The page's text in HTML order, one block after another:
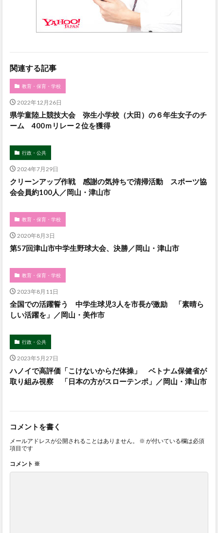
関連する記事
教育・保育・学校
2022年12月26日
県学童陸上競技大会 弥生小学校（大田）の６年生女子のチ
ーム 400ｍリレー２位を獲得
行政・公共
2024年7月29日
クリーンアップ作戦 感謝の気持ちで清掃活動 スポーツ協
会会員約100人／岡山・津山市
教育・保育・学校
2020年8月3日
第57回津山市中学生野球大会、決勝／岡山・津山市
教育・保育・学校
2023年8月11日
全国での活躍誓う 中学生球児3人を市長が激励 「素晴ら
しい活躍を」／岡山・美作市
行政・公共
2023年5月27日
ハノイで高評価「こけないからだ体操」 ベトナム保健省が
取り組み視察 「日本の方がスローテンポ」／岡山・津山市
コメントを書く
メールアドレスが公開されることはありません。 ※ が付いている欄は必須
項目です
コメント ※